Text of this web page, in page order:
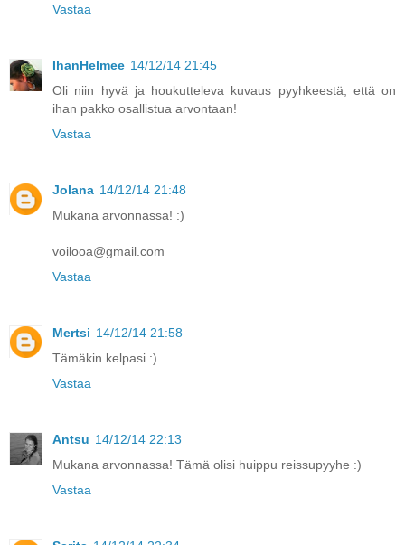
Vastaa
IhanHelmee 14/12/14 21:45
Oli niin hyvä ja houkutteleva kuvaus pyyhkeestä, että on
ihan pakko osallistua arvontaan!
Vastaa
Jolana 14/12/14 21:48
Mukana arvonnassa! :)
voilooa@gmail.com
Vastaa
Mertsi 14/12/14 21:58
Tämäkin kelpasi :)
Vastaa
Antsu 14/12/14 22:13
Mukana arvonnassa! Tämä olisi huippu reissupyyhe :)
Vastaa